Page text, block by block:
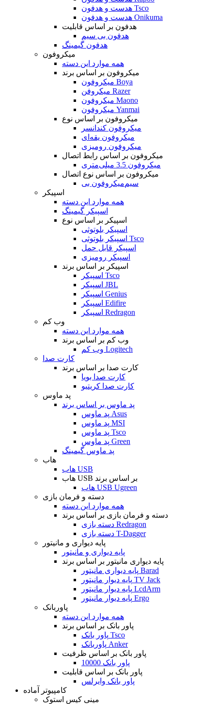
هدست و هدفون Tsco
هدست و هدفون Onikuma
هدفون بر اساس قابلیت
هدفون بی سیم
هدفون گیمینگ
میکروفون
همه موارد این دسته
میکروفون بر اساس برند
میکروفون Boya
میکروفن Razer
میکروفون Maono
میکروفون Yanmai
میکروفون بر اساس نوع
میکروفون کندانسر
میکروفون یقه‌ای
میکروفون رومیزی
میکروفون بر اساس رابط اتصال
میکروفون 3.5 میلی‌متری
میکروفون بر اساس نوع اتصال
میکروفون بی‌‎سیم
اسپیکر
همه موارد این دسته
اسپیکر گیمینگ
اسپیکر بر اساس نوع
اسپیکر بلوتوثی
اسپیکر بلوتوثی Tsco
اسپیکر قابل حمل
اسپیکر رومیزی
اسپیکر بر اساس برند
اسپیکر Tsco
اسپیکر JBL
اسپیکر Genius
اسپیکر Edifire
اسپیکر Redragon
وب کم
همه موارد این دسته
وب کم بر اساس برند
وب کم Logitech
کارت صدا
کارت صدا بر اساس برند
کارت صدا بویا
کارت صدا کریتیو
پد ماوس
پد ماوس بر اساس برند
پد ماوس Asus
پد ماوس MSI
پد ماوس Tsco
پد ماوس Green
پد ماوس گیمینگ
هاب
هاب USB
هاب USB بر اساس برند
هاب USB Ugreen
دسته و فرمان بازی
همه موارد این دسته
دسته و فرمان بازی بر اساس برند
دسته بازی Redragon
دسته بازی T-Dagger
پایه دیواری و مانیتور
پایه دیواری و مانیتور
پایه دیواری مانیتور بر اساس برند
پایه دیواری مانیتور Barad
پایه دیوار مانیتور TV Jack
پایه دیوار مانیتور LcdArm
پایه دیوار مانیتور Ergo
پاوربانک
همه موارد این دسته
پاور بانک بر اساس برند
پاور بانک Tsco
پاوربانک Anker
پاور بانک بر اساس ظرفیت
پاور بانک 10000
پاور بانک بر اساس قابلیت
پاور بانک وایرلس
کامپیوتر آماده
مینی کیس استوک